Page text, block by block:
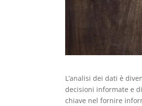
L’analisi dei dati è
decisioni informate e
chiave nel fornire